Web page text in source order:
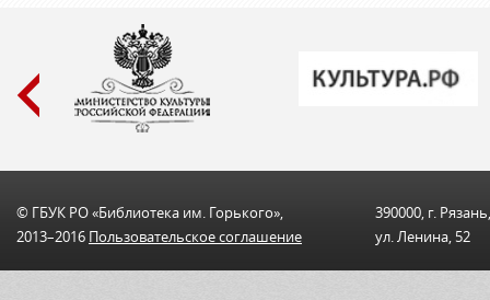
© ГБУК РО «Библиотека им. Горького»,
2013–2016 Пользовательскоe соглашениe
390000, г. Рязань,
ул. Ленина, 52